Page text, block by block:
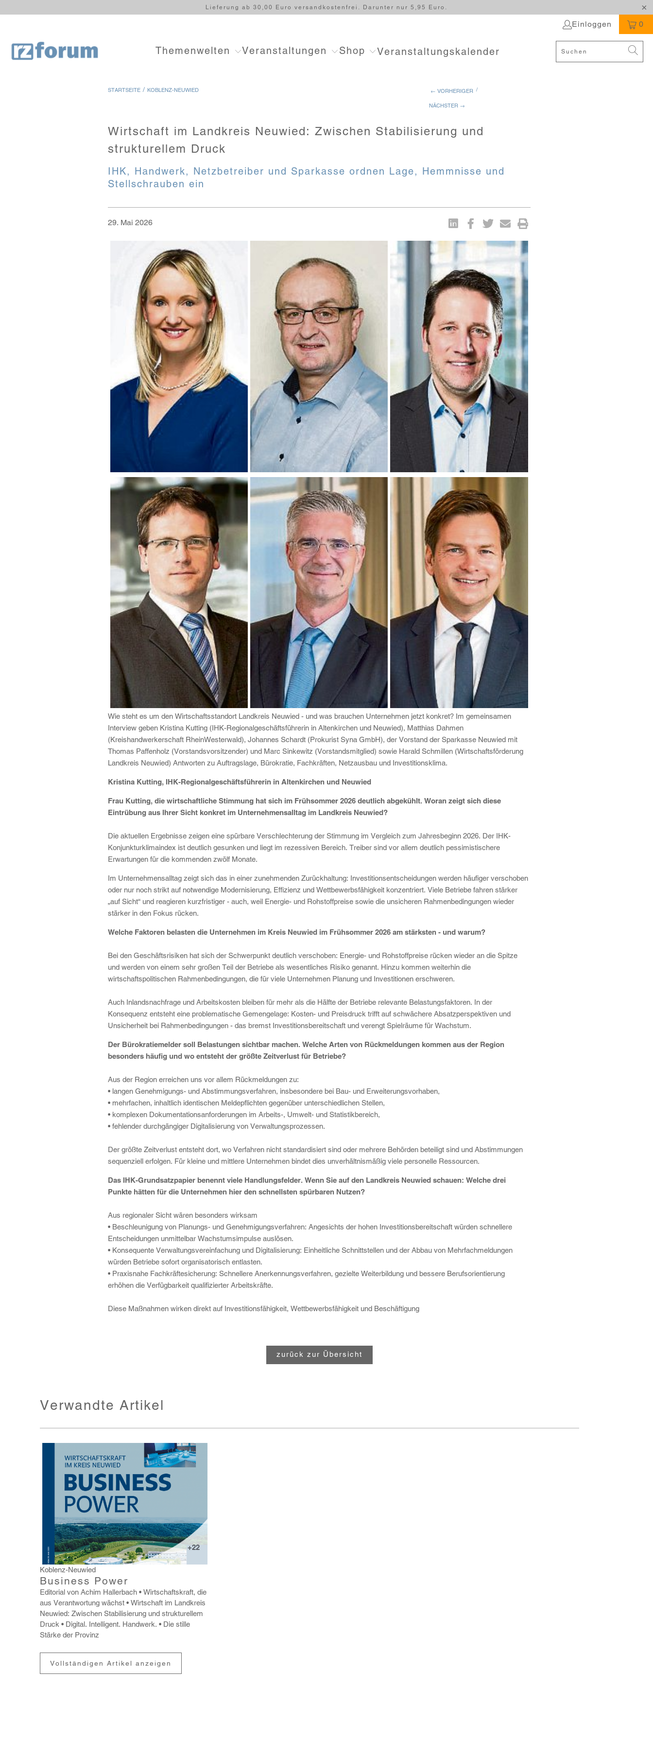
Lieferung ab 30,00 Euro versandkostenfrei. Darunter nur 5,95 Euro.
Einloggen 0
Themenwelten Veranstaltungen Shop Veranstaltungskalender
STARTSEITE / KOBLENZ-NEUWIED ← VORHERIGER /
NÄCHSTER →
Wirtschaft im Landkreis Neuwied: Zwischen Stabilisierung und
strukturellem Druck
IHK, Handwerk, Netzbetreiber und Sparkasse ordnen Lage, Hemmnisse und
Stellschrauben ein
29. Mai 2026
Regionalgeschäftsführerin in Altenkirchen
und Neuwied Foto: IHK Koblenz
Kreishandwerkerschaft Rhein-Westerwald
Johannes Schardt, Syna-
Kommunalmanager. Foto: Syna
Harald Schmillen, Wirtschaftsförderung
Landkreis Neuwied. Foto: WFG
Thomas Paffenholz, Vorstandsvorsitzender
Sparkasse Neuwied. Foto: Sparkasse
Neuwied
Sparkasse Neuwied. Foto: Sparkasse
Neuwied
Wie steht es um den Wirtschaftsstandort Landkreis Neuwied - und was brauchen Unternehmen jetzt konkret? Im gemeinsamen
Interview geben Kristina Kutting (IHK-Regionalgeschäftsführerin in Altenkirchen und Neuwied), Matthias Dahmen
(Kreishandwerkerschaft RheinWesterwald), Johannes Schardt (Prokurist Syna GmbH), der Vorstand der Sparkasse Neuwied mit
Thomas Paffenholz (Vorstandsvorsitzender) und Marc Sinkewitz (Vorstandsmitglied) sowie Harald Schmillen (Wirtschaftsförderung
Landkreis Neuwied) Antworten zu Auftragslage, Bürokratie, Fachkräften, Netzausbau und Investitionsklima.
Kristina Kutting, IHK-Regionalgeschäftsführerin in Altenkirchen und Neuwied
Frau Kutting, die wirtschaftliche Stimmung hat sich im Frühsommer 2026 deutlich abgekühlt. Woran zeigt sich diese
Eintrübung aus Ihrer Sicht konkret im Unternehmensalltag im Landkreis Neuwied?
Die aktuellen Ergebnisse zeigen eine spürbare Verschlechterung der Stimmung im Vergleich zum Jahresbeginn 2026. Der IHK-
Konjunkturklimaindex ist deutlich gesunken und liegt im rezessiven Bereich. Treiber sind vor allem deutlich pessimistischere
Erwartungen für die kommenden zwölf Monate.
Im Unternehmensalltag zeigt sich das in einer zunehmenden Zurückhaltung: Investitionsentscheidungen werden häufiger verschoben
oder nur noch strikt auf notwendige Modernisierung, Effizienz und Wettbewerbsfähigkeit konzentriert. Viele Betriebe fahren stärker
„auf Sicht“ und reagieren kurzfristiger - auch, weil Energie- und Rohstoffpreise sowie die unsicheren Rahmenbedingungen wieder
stärker in den Fokus rücken.
Welche Faktoren belasten die Unternehmen im Kreis Neuwied im Frühsommer 2026 am stärksten - und warum?
Bei den Geschäftsrisiken hat sich der Schwerpunkt deutlich verschoben: Energie- und Rohstoffpreise rücken wieder an die Spitze
und werden von einem sehr großen Teil der Betriebe als wesentliches Risiko genannt. Hinzu kommen weiterhin die
wirtschaftspolitischen Rahmenbedingungen, die für viele Unternehmen Planung und Investitionen erschweren.
Auch Inlandsnachfrage und Arbeitskosten bleiben für mehr als die Hälfte der Betriebe relevante Belastungsfaktoren. In der
Konsequenz entsteht eine problematische Gemengelage: Kosten- und Preisdruck trifft auf schwächere Absatzperspektiven und
Unsicherheit bei Rahmenbedingungen - das bremst Investitionsbereitschaft und verengt Spielräume für Wachstum.
Der Bürokratiemelder soll Belastungen sichtbar machen. Welche Arten von Rückmeldungen kommen aus der Region
besonders häufig und wo entsteht der größte Zeitverlust für Betriebe?
Aus der Region erreichen uns vor allem Rückmeldungen zu:
• langen Genehmigungs- und Abstimmungsverfahren, insbesondere bei Bau- und Erweiterungsvorhaben,
• mehrfachen, inhaltlich identischen Meldepflichten gegenüber unterschiedlichen Stellen,
• komplexen Dokumentationsanforderungen im Arbeits-, Umwelt- und Statistikbereich,
• fehlender durchgängiger Digitalisierung von Verwaltungsprozessen.
Der größte Zeitverlust entsteht dort, wo Verfahren nicht standardisiert sind oder mehrere Behörden beteiligt sind und Abstimmungen
sequenziell erfolgen. Für kleine und mittlere Unternehmen bindet dies unverhältnismäßig viele personelle Ressourcen.
Das IHK-Grundsatzpapier benennt viele Handlungsfelder. Wenn Sie auf den Landkreis Neuwied schauen: Welche drei
Punkte hätten für die Unternehmen hier den schnellsten spürbaren Nutzen?
Aus regionaler Sicht wären besonders wirksam
• Beschleunigung von Planungs- und Genehmigungsverfahren: Angesichts der hohen Investitionsbereitschaft würden schnellere
Entscheidungen unmittelbar Wachstumsimpulse auslösen.
• Konsequente Verwaltungsvereinfachung und Digitalisierung: Einheitliche Schnittstellen und der Abbau von Mehrfachmeldungen
würden Betriebe sofort organisatorisch entlasten.
• Praxisnahe Fachkräftesicherung: Schnellere Anerkennungsverfahren, gezielte Weiterbildung und bessere Berufsorientierung
erhöhen die Verfügbarkeit qualifizierter Arbeitskräfte.
Diese Maßnahmen wirken direkt auf Investitionsfähigkeit, Wettbewerbsfähigkeit und Beschäftigung
zurück zur Übersicht
Verwandte Artikel
+22
Koblenz-Neuwied
Business Power
Edito­rial von Achim Haller­bach
Wirt­schafts­kraft, die
aus Verant­wor­tung wächst
Wirt­schaft im Land­kreis
Neuwied: Zwischen Stabi­li­sie­rung und struk­tu­rellem
Druck
Digital. Intel­li­gent. Hand­werk.
Die stille
Stärke der Provinz
Vollständigen Artikel anzeigen